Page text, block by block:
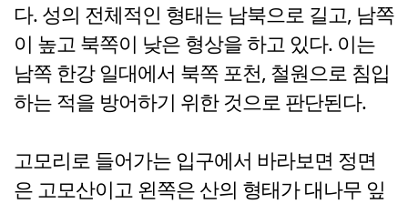
다. 성의 전체적인 형태는 남북으로 길고, 남쪽
이 높고 북쪽이 낮은 형상을 하고 있다. 이는
남쪽 한강 일대에서 북쪽 포천, 철원으로 침입
하는 적을 방어하기 위한 것으로 판단된다.
고모리로 들어가는 입구에서 바라보면 정면
은 고모산이고 왼쪽은 산의 형태가 대나무 잎